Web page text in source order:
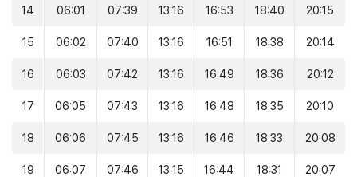
14 06:01 07:39 13:16 16:53 18:40 20:15
15 06:02 07:40 13:16 16:51 18:38 20:14
16 06:03 07:42 13:16 16:49 18:36 20:12
17 06:05 07:43 13:16 16:48 18:35 20:10
18 06:06 07:45 13:16 16:46 18:33 20:08
19 06:07 07:46 13:15 16:44 18:31 20:07